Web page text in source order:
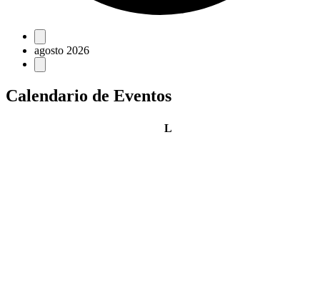
Eventos
agosto 2026
Calendario de Eventos
Llunes